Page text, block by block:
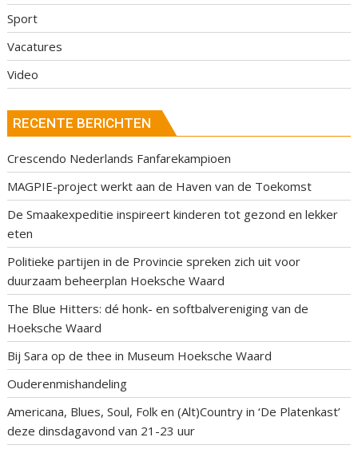
Sport
Vacatures
Video
RECENTE BERICHTEN
Crescendo Nederlands Fanfarekampioen
MAGPIE-project werkt aan de Haven van de Toekomst
De Smaakexpeditie inspireert kinderen tot gezond en lekker
eten
Politieke partijen in de Provincie spreken zich uit voor
duurzaam beheerplan Hoeksche Waard
The Blue Hitters: dé honk- en softbalvereniging van de
Hoeksche Waard
Bij Sara op de thee in Museum Hoeksche Waard
Ouderenmishandeling
Americana, Blues, Soul, Folk en (Alt)Country in ‘De Platenkast’
deze dinsdagavond van 21-23 uur